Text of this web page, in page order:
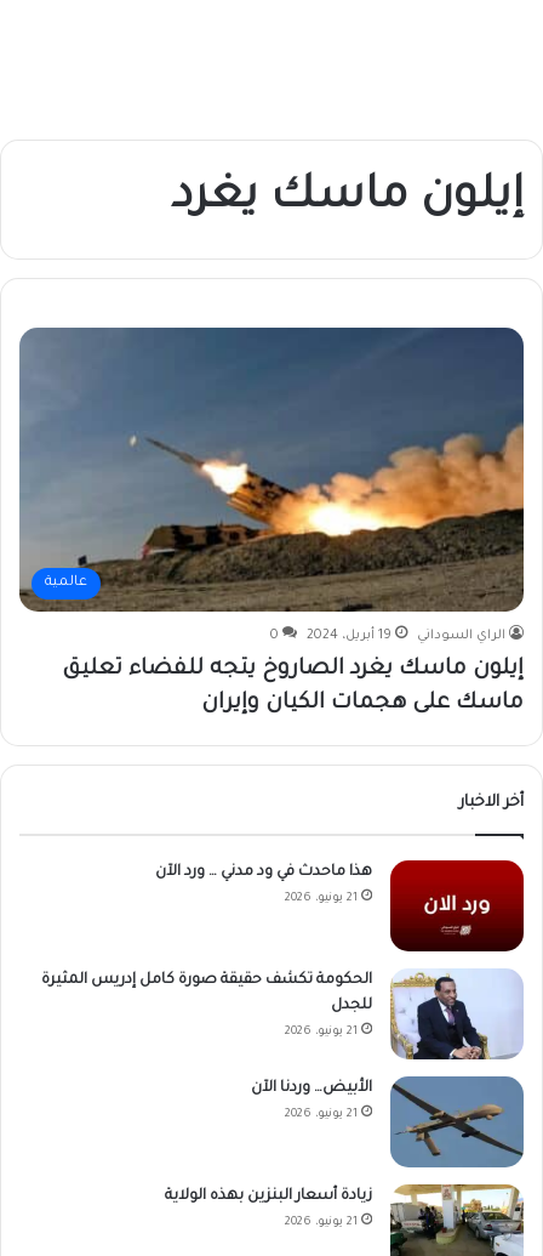
إيلون ماسك يغرد
عالمية
الراي السوداني 19 أبريل، 2024 0
إيلون ماسك يغرد الصاروخ يتجه للفضاء تعليق
ماسك على هجمات الكيان وإيران
أخر الاخبار
هذا ماحدث في ود مدني … ورد الآن
21 يونيو، 2026
الحكومة تكشف حقيقة صورة كامل إدريس المثيرة
للجدل
21 يونيو، 2026
الأبيض… وردنا الآن
21 يونيو، 2026
زيادة أسعار البنزين بهذه الولاية
21 يونيو، 2026